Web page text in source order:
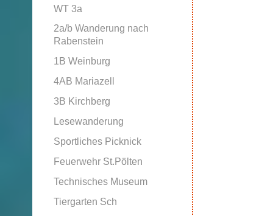
WT 3a
2a/b Wanderung nach
Rabenstein
1B Weinburg
4AB Mariazell
3B Kirchberg
Lesewanderung
Sportliches Picknick
Feuerwehr St.Pölten
Technisches Museum
Tiergarten Sch